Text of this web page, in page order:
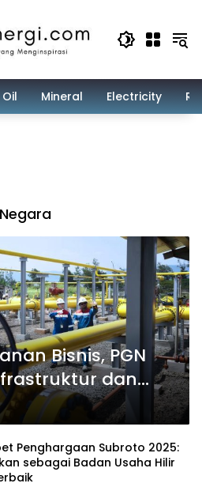
Oil Mineral Electricity
Bisnis, PGN
dan
Sehat di
Penghargaan Subroto 2025:
sebagai Badan Usaha Hilir